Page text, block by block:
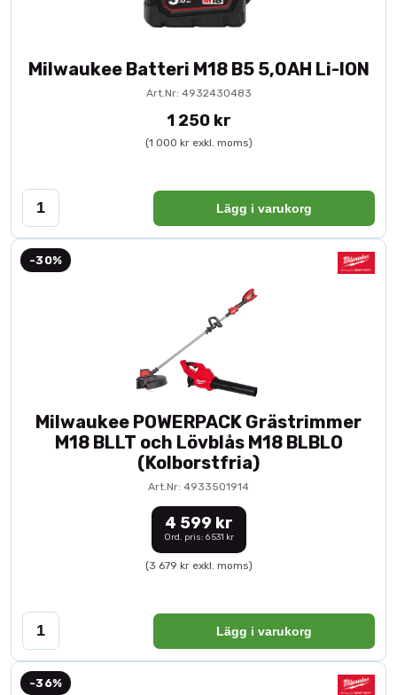
Milwaukee Batteri M18 B5 5,0AH Li-ION
Art.Nr: 4932430483
1 250 kr
(1 000 kr exkl. moms)
Lägg i varukorg
-30%
Milwaukee POWERPACK Grästrimmer
M18 BLLT och Lövblås M18 BLBLO
(Kolborstfria)
Art.Nr: 4933501914
4 599 kr
Ord. pris: 6 531 kr
(3 679 kr exkl. moms)
Lägg i varukorg
-36%